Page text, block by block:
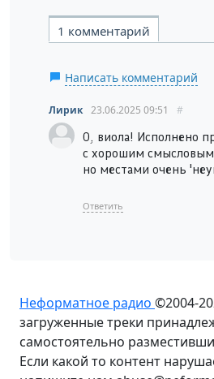
1 комментарий
Написать комментарий
Лирик 23.06.2025 09:51 #
О, виола! Исполнено
с хорошим
но местами очень
Ответить
Неформатное радио ©2004-
загруженные треки
самостоятельно
Если какой то контент